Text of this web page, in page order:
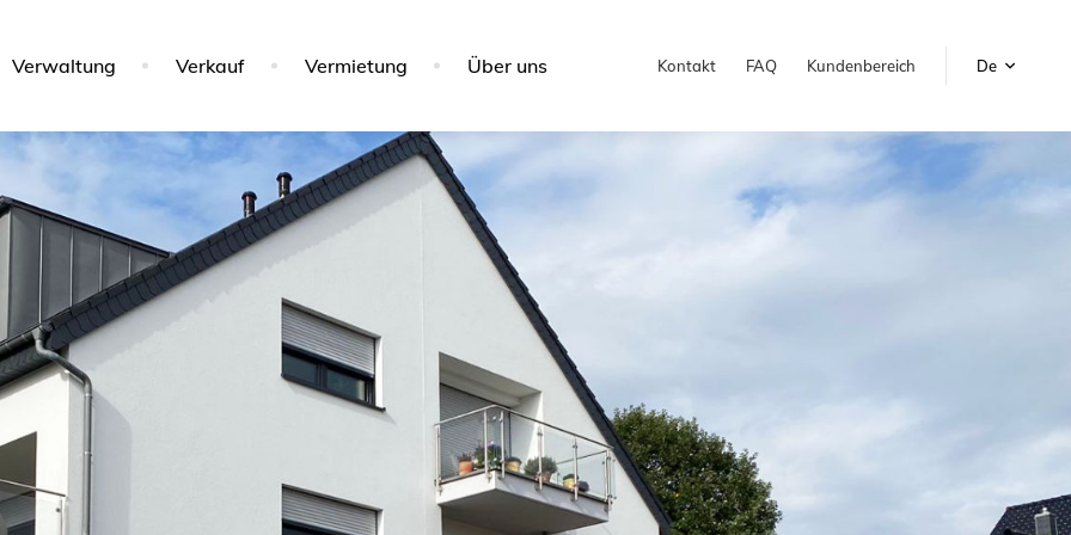
Verwaltung Verkauf Vermietung Über uns Kontakt FAQ Kundenbereich De